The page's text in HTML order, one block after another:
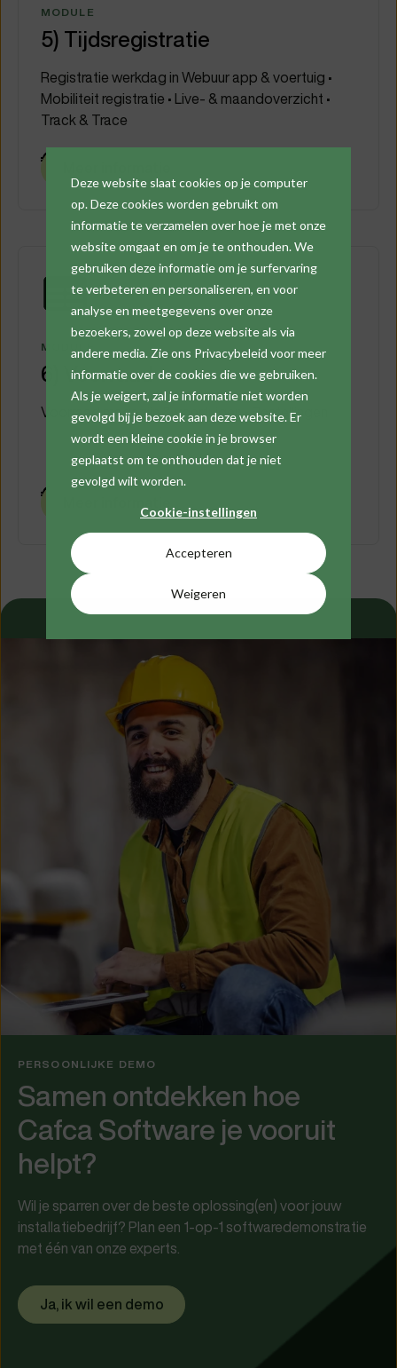
Deze website slaat cookies op je computer
op. Deze cookies worden gebruikt om
informatie te verzamelen over hoe je met onze
website omgaat en om je te onthouden. We
gebruiken deze informatie om je surfervaring
te verbeteren en personaliseren, en voor
analyse en meetgegevens over onze
bezoekers, zowel op deze website als via
andere media. Zie ons Privacybeleid voor meer
informatie over de cookies die we gebruiken.
Als je weigert, zal je informatie niet worden
gevolgd bij je bezoek aan deze website. Er
wordt een kleine cookie in je browser
geplaatst om te onthouden dat je niet
gevolgd wilt worden.
Cookie-instellingen
Accepteren
Weigeren
MODULE
5) Tijdsregistratie
Registratie werkdag in Webuur app & voertuig •
Mobiliteit registratie • Live- & maandoverzicht •
Track & Trace
€ 50
MODULE
6) Voorraad
Voorraad magazijn & voertuigen • Bestellingen
€ 50
PERSOONLIJKE DEMO
Samen ontdekken hoe
Cafca Software je vooruit
helpt?
Wil je sparren over de beste oplossing(en) voor jouw
installatiebedrijf? Plan een 1-op-1 softwaredemonstratie
met één van onze experts.
Ja, ik wil een demo